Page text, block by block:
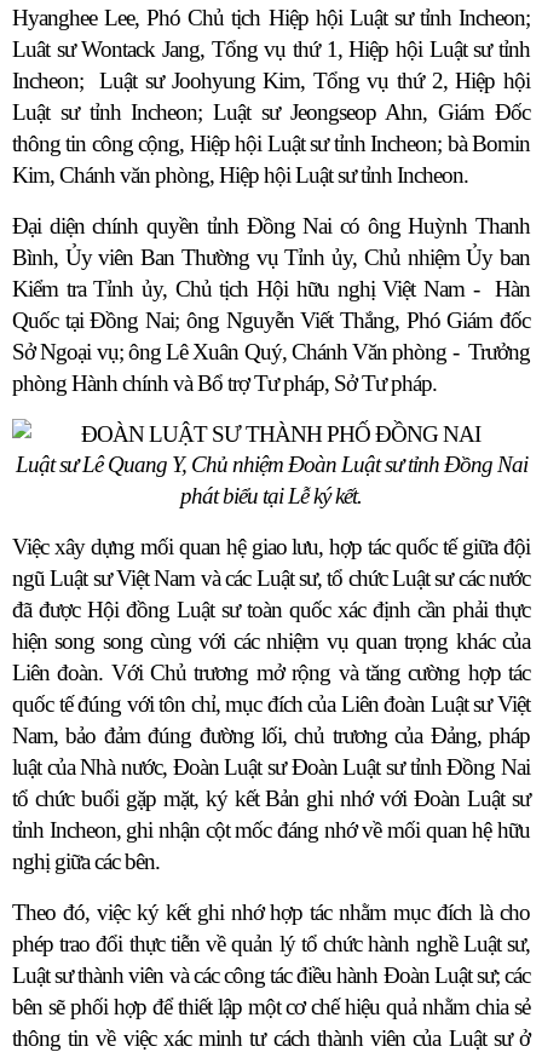
Hyanghee Lee, Phó Chủ tịch Hiệp hội Luật sư tỉnh Incheon;
Luât sư Wontack Jang, Tổng vụ thứ 1, Hiệp hội Luật sư tỉnh
Incheon;
Luật sư Joohyung Kim, Tổng vụ thứ 2, Hiệp hội
Luật sư tỉnh Incheon; Luật sư Jeongseop Ahn, Giám Đốc
thông tin công cộng, Hiệp hội Luật sư tỉnh Incheon; bà Bomin
Kim, Chánh văn phòng, Hiệp hội Luật sư tỉnh Incheon.
Đại diện chính quyền tỉnh Đồng Nai có ông Huỳnh Thanh
Bình, Ủy viên Ban Thường vụ Tỉnh ủy, Chủ nhiệm Ủy ban
Kiểm tra Tỉnh ủy, Chủ tịch Hội hữu nghị Việt Nam -
Hàn
Quốc tại Đồng Nai; ông Nguyễn Viết Thắng, Phó Giám đốc
Sở Ngoại vụ; ông Lê Xuân Quý, Chánh Văn phòng - Trưởng
phòng Hành chính và Bổ trợ Tư pháp, Sở Tư pháp.
Luật sư Lê Quang Y, Chủ nhiệm Đoàn Luật sư tỉnh Đồng Nai
phát biểu tại Lễ ký kết.
Việc xây dựng mối quan hệ giao lưu, hợp tác quốc tế giữa đội
ngũ Luật sư Việt Nam và các Luật sư, tổ chức Luật sư các nước
đã được Hội đồng Luật sư toàn quốc xác định cần phải thực
hiện song song cùng với các nhiệm vụ quan trọng khác của
Liên đoàn. Với Chủ trương mở rộng và tăng cường hợp tác
quốc tế đúng với tôn chỉ, mục đích của Liên đoàn Luật sư Việt
Nam, bảo đảm đúng đường lối, chủ trương của Đảng, pháp
luật của Nhà nước, Đoàn Luật sư Đoàn Luật sư tỉnh Đồng Nai
tổ chức buổi gặp mặt, ký kết Bản ghi nhớ với Đoàn Luật sư
tỉnh Incheon, ghi nhận cột mốc đáng nhớ về mối quan hệ hữu
nghị giữa các bên.
Theo đó, việc ký kết ghi nhớ hợp tác nhằm mục đích là cho
phép trao đổi thực tiễn về quản lý tổ chức hành nghề Luật sư,
Luật sư thành viên và các công tác điều hành Đoàn Luật sư; các
bên sẽ phối hợp để thiết lập một cơ chế hiệu quả nhằm chia sẻ
thông tin về việc xác minh tư cách thành viên của Luật sư ở